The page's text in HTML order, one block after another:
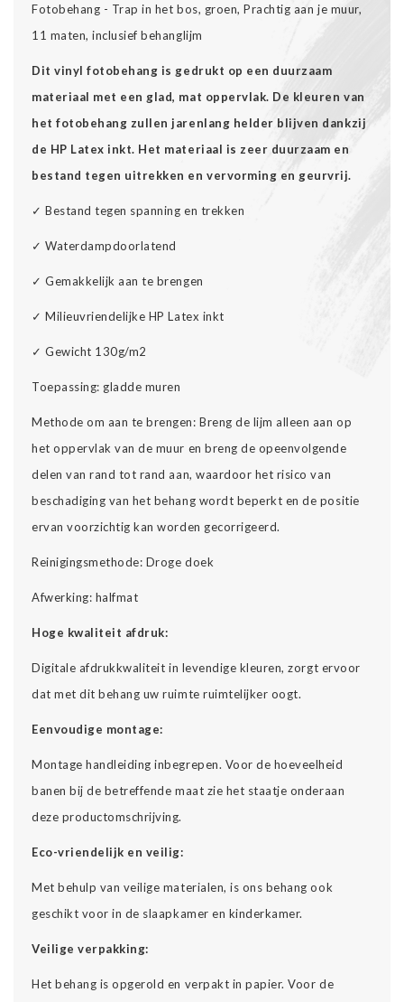
Fotobehang - Trap in het bos, groen, Prachtig aan je muur,
11 maten, inclusief behanglijm
Dit vinyl fotobehang is gedrukt op een duurzaam
materiaal met een glad, mat oppervlak. De kleuren van
het fotobehang zullen jarenlang helder blijven dankzij
de HP Latex inkt. Het materiaal is zeer duurzaam en
bestand tegen uitrekken en vervorming en geurvrij.
✓ Bestand tegen spanning en trekken
✓ Waterdampdoorlatend
✓ Gemakkelijk aan te brengen
✓ Milieuvriendelijke HP Latex inkt
✓ Gewicht 130g/m2
Toepassing: gladde muren
Methode om aan te brengen: Breng de lijm alleen aan op
het oppervlak van de muur en breng de opeenvolgende
delen van rand tot rand aan, waardoor het risico van
beschadiging van het behang wordt beperkt en de positie
ervan voorzichtig kan worden gecorrigeerd.
Reinigingsmethode: Droge doek
Afwerking: halfmat
Hoge kwaliteit afdruk:
Digitale afdrukkwaliteit in levendige kleuren, zorgt ervoor
dat met dit behang uw ruimte ruimtelijker oogt.
Eenvoudige montage:
Montage handleiding inbegrepen. Voor de hoeveelheid
banen bij de betreffende maat zie het staatje onderaan
deze productomschrijving.
Eco-vriendelijk en veilig:
Met behulp van veilige materialen, is ons behang ook
geschikt voor in de slaapkamer en kinderkamer.
Veilige verpakking:
Het behang is opgerold en verpakt in papier. Voor de